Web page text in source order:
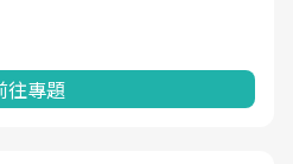
往專題